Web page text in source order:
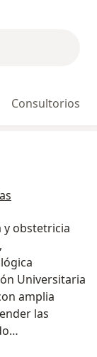
Consultorios
y obstetricia
Universitaria
amplia
las
su